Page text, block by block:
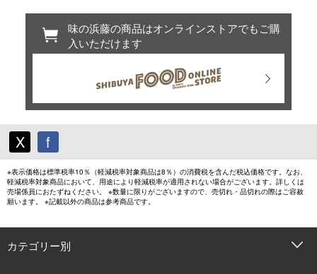
味の浜藤の商品はオンラインストアでもご購
入いただけます
X f
※表示価格は標準税率10％（軽減税率対象商品は8％）の消費税を含んだ税込価格です。なお、
軽減税率対象商品において、用途により軽減税率が適用されない場合がございます。詳しくは
売場係員におたずねください。 ※数量に限りがございますので、売切れ・品切れの際はご容赦
願います。 ※記載以外の商品は参考商品です。
カテゴリー別